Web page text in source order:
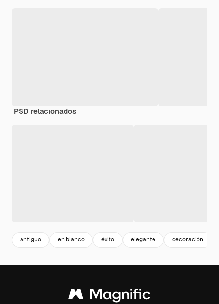
PSD relacionados
antiguo en blanco éxito elegante decoración